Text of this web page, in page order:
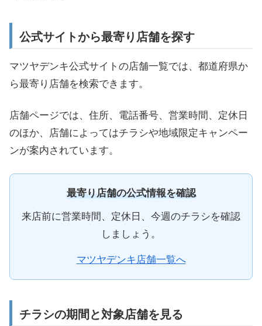
公式サイトから最寄り店舗を探す
マツヤデンキ公式サイトの店舗一覧では、都道府県か
ら最寄り店舗を検索できます。
店舗ページでは、住所、電話番号、営業時間、定休日
のほか、店舗によってはチラシや地域限定キャンペー
ンが案内されています。
最寄り店舗の公式情報を確認
来店前に営業時間、定休日、今週のチラシを確認
しましょう。
マツヤデンキ店舗一覧へ
チラシの期間と対象店舗を見る